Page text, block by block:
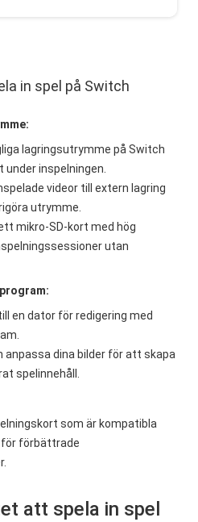
in spel på Switch
lagringsutrymme på Switch
inspelningen.
videor till extern lagring
utrymme.
mikro-SD-kort med hög
utan
en dator för redigering med
dina bilder för att skapa
spelinnehåll.
som är kompatibla
för förbättrade
att spela in spel